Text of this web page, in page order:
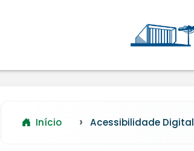
Início Acessibilidade Digital